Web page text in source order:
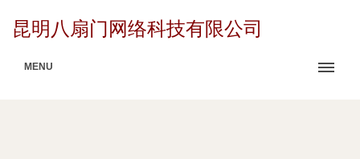
昆明八扇门网络科技有限公司
MENU